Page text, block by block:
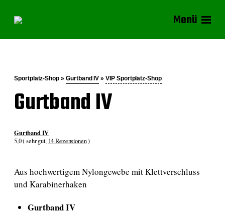
Menü
Sportplatz-Shop » Gurtband IV »VIP Sportplatz-Shop
Gurtband IV
Gurtband IV
5,0 ( sehr gut, 14 Rezensionen)
Aus hochwertigem Nylongewebe mit Klettverschluss
und Karabinerhaken
Gurtband IV